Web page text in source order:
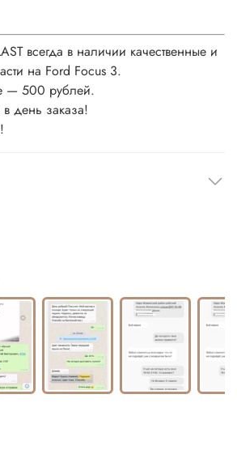
всегда в наличии качественные и
на Ford Focus 3.
— 500 рублей.
день заказа!